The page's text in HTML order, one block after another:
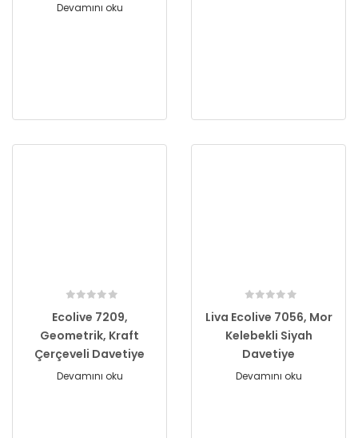
Devamını oku
Ecolive 7209,
Geometrik, Kraft
Çerçeveli Davetiye
Devamını oku
Liva Ecolive 7056, Mor
Kelebekli Siyah
Davetiye
Devamını oku